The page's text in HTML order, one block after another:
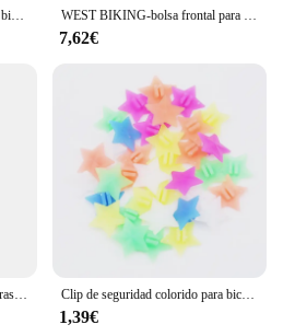
Soporte ajustable para botella de bicicleta, soporte para botella de bicicleta de montaña y carretera, adaptador para taza de bebida, accesorios de ciclismo WEST BIKING-bolsa frontal para bicicleta de 4,5 l, para teléfono con pantalla táctil, para manillar de bicicleta de montaña, accesorios de ciclismo de carretera
7,62€
Juego de luces delanteras y traseras para bicicleta, faro con carga USB, resistente al agua, linterna LED, piezas para bicicleta Clip de seguridad colorido para bicicleta de niños, cuentas de radios de decoración, varios colores, corazón de amor, estrellas, rueda, accesorios, 25/36 piezas
1,39€